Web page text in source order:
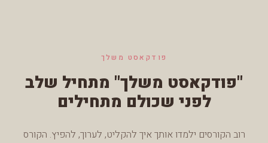
פודקאסט משלך
"פודקאסט משלך" מתחיל שלב
לפני שכולם מתחילים
רוב הקורסים ילמדו אותך איך להקליט, לערוך, להפיץ. הקורס